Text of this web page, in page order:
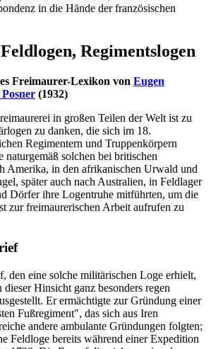
in die Hände der französischen
Regimentslogen
Freimaurer-Lexikon von Eugen
(1932)
in großen Teilen der Welt ist zu
zu danken, die sich im 18.
Regimentern und Truppenkörpern
naturgemäß solchen bei britischen
Amerika, in den afrikanischen Urwald und
später auch nach Australien, in Feldlager
Dörfer ihre Logentruhe mitführten, um die
zur freimaurerischen Arbeit aufrufen zu
den eine solche militärischen Loge erhielt,
Hinsicht ganz besonders regen
Er ermächtigte zur Gründung einer
Fußregiment", das sich aus Iren
andere ambulante Gründungen folgten;
Feldloge bereits während einer Expedition